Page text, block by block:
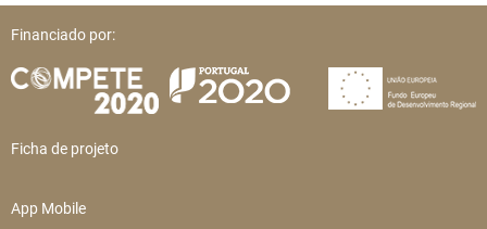
Financiado por:
Ficha de projeto
App Mobile